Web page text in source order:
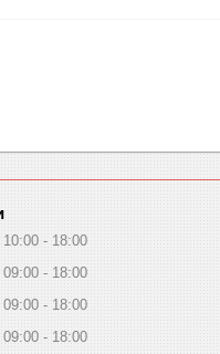
10:00
18:00
09:00
18:00
09:00
18:00
09:00
18:00